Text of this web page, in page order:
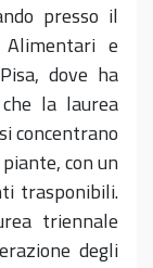
presso il
e
dove ha
che la laurea
concentrano
con un
trasponibili.
triennale
degli